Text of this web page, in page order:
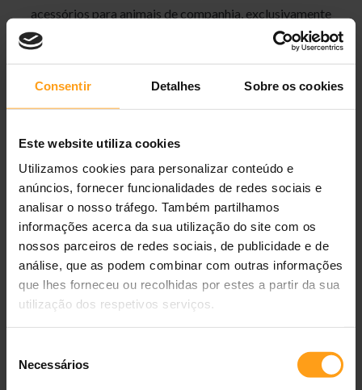
Consentir Detalhes Sobre os cookies
Este website utiliza cookies
Utilizamos cookies para personalizar conteúdo e
anúncios, fornecer funcionalidades de redes sociais e
analisar o nosso tráfego. Também partilhamos
informações acerca da sua utilização do site com os
nossos parceiros de redes sociais, de publicidade e de
análise, que as podem combinar com outras informações
que lhes forneceu ou recolhidas por estes a partir da sua
utilização dos respetivos serviços.
Necessários
acessórios para animais de companhia, exclusivamente
A plataforma permite a profissionais e criadores
consultar produtos, fazer encomendas online e beneficiar
de um serviço rápido, eficiente e com elevados níveis de
%
Poupança na Encomenda
Faça uma única encomenda com produtos de várias
marcas e simplifique todo o processo de compra.